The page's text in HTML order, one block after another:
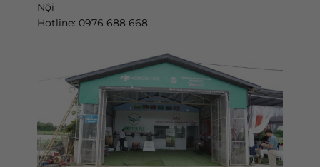
Nội
Hotline: 0976 688 668